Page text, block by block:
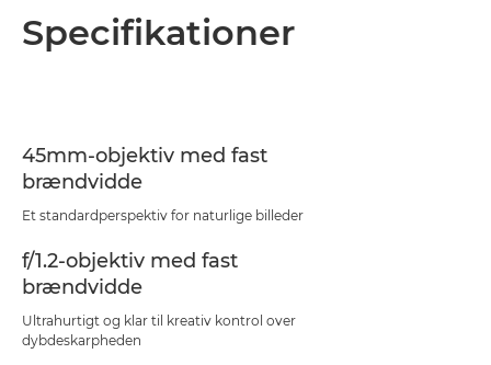
Specifikationer
45mm-objektiv med fast
brændvidde
Et standardperspektiv for naturlige billeder
f/1.2-objektiv med fast
brændvidde
Ultrahurtigt og klar til kreativ kontrol over
dybdeskarpheden